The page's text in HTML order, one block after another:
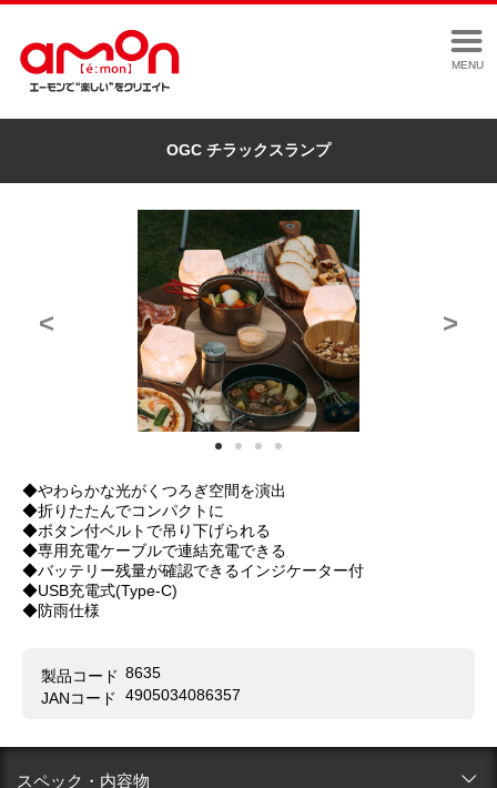
MENU
OGC チラックスランプ
< >
◆やわらかな光がくつろぎ空間を演出
◆折りたたんでコンパクトに
◆ボタン付ベルトで吊り下げられる
◆専用充電ケーブルで連結充電できる
◆バッテリー残量が確認できるインジケーター付
◆USB充電式(Type-C)
◆防雨仕様
製品コード 8635
JANコード
4905034086357
スペック・内容物